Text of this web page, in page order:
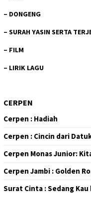
– DONGENG
– SURAH YASIN SERTA
– FILM
– LIRIK LAGU
CERPEN
Cerpen : Hadiah
Cerpen : Cincin dari
Cerpen Monas Junior:
Cerpen Jambi : Golden
Surat Cinta : Sedang